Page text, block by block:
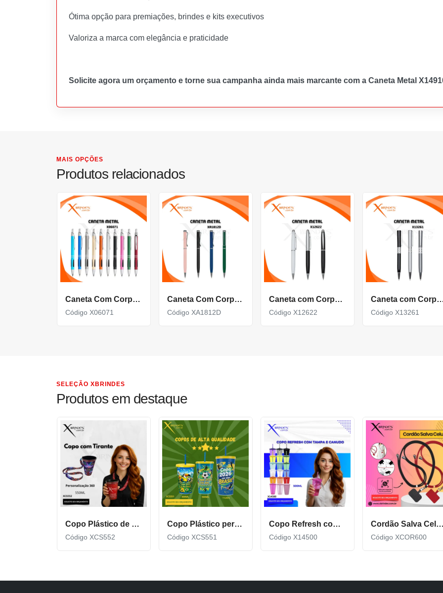
Ótima opção para premiações, brindes e kits executivos
Valoriza a marca com elegância e praticidade
Solicite agora um orçamento e torne sua campanha ainda mais marcante com a Caneta Metal
MAIS OPÇÕES
Produtos relacionados
Caneta Com Corpo De Metal Carga Azul E Acionamento Por Clique X06071
Código X06071
Caneta Com Corpo De Metal Carga Azul E Acionamento Por Rotação Xa1812D
Código XA1812D
Caneta com Corpo de Metal carga Azul e com Acionamento por rotação X12622
Código X12622
Caneta com Corpo de Metal com
Código X13261
SELEÇÃO XBRINDES
Produtos em destaque
Copo Plástico de 550 ML com Tirante Personalizado XCS552
Código XCS552
Copo Plástico personalizado In Mold Label 360 XCS551
Código XCS551
Copo Refresh com Tampa e Canudo possui capacidade de 500ml X14500
Código X14500
Cordão Salva Celular Universal De
Código XCOR600